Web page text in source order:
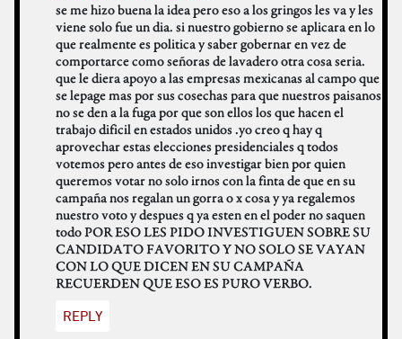
se me hizo buena la idea pero eso a los gringos les va y les
viene solo fue un dia. si nuestro gobierno se aplicara en lo
que realmente es politica y saber gobernar en vez de
comportarce como señoras de lavadero otra cosa seria.
que le diera apoyo a las empresas mexicanas al campo que
se lepage mas por sus cosechas para que nuestros paisanos
no se den a la fuga por que son ellos los que hacen el
trabajo dificil en estados unidos .yo creo q hay q
aprovechar estas elecciones presidenciales q todos
votemos pero antes de eso investigar bien por quien
queremos votar no solo irnos con la finta de que en su
campaña nos regalan un gorra o x cosa y ya regalemos
nuestro voto y despues q ya esten en el poder no saquen
todo POR ESO LES PIDO INVESTIGUEN SOBRE SU
CANDIDATO FAVORITO Y NO SOLO SE VAYAN
CON LO QUE DICEN EN SU CAMPAÑA
RECUERDEN QUE ESO ES PURO VERBO.
REPLY